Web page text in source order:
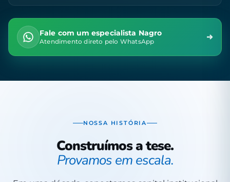
Fale com um especialista Nagro
Atendimento direto pelo WhatsApp
NOSSA HISTÓRIA
Construímos a tese.
Provamos em escala.